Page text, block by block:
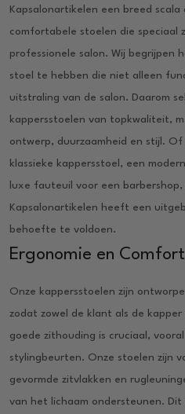
Kapsalonartikelen een breed scala
comfortabele stoelen die speciaal
professionele salon. Wij begrijpen
stoel te hebben die niet alleen
uitstraling van de salon. Daarom
kappersstoelen van topkwaliteit,
ontwerp, duurzaamheid en stijl.
klassieke kappersstoel, een
luxe fauteuil voor een barbershop,
Kapsalonartikelen heeft een
behoefte te voldoen.
Ergonomie en Comfort
Onze kappersstoelen zijn
zodat zowel de klant als de
goede zithouding is cruciaal,
stylingbeurten. Onze stoelen zijn
gevormde zitvlakken en
van het lichaam ondersteunen.